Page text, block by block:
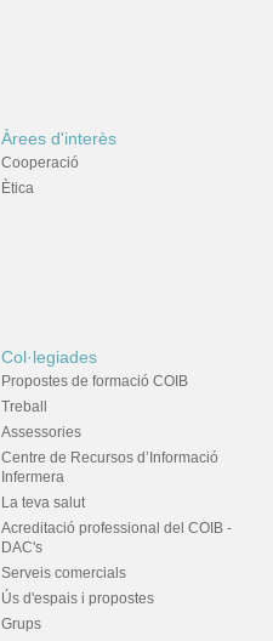
Àrees d'interès
Cooperació
Ètica
Col·legiades
Propostes de formació COIB
Treball
Assessories
Centre de Recursos d’Informació
Infermera
La teva salut
Acreditació professional del COIB -
DAC's
Serveis comercials
Ús d'espais i propostes
Grups